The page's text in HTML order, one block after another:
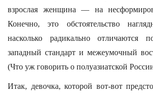
взрослая женщина — на
Конечно, это обстоятельство
насколько радикально отличаются
западный стандарт и межеумочный
(Что уж говорить о полуазиатской
Итак, девочка, которой вот-вот